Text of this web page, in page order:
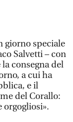
giorno speciale
Salvetti – con
consegna del
a cui ha
e il
del Corallo: